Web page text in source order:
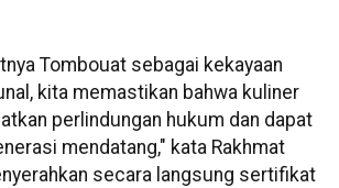
Tombouat sebagai kekayaan
kita memastikan bahwa kuliner
perlindungan hukum dan dapat
mendatang," kata Rakhmat
secara langsung sertifikat